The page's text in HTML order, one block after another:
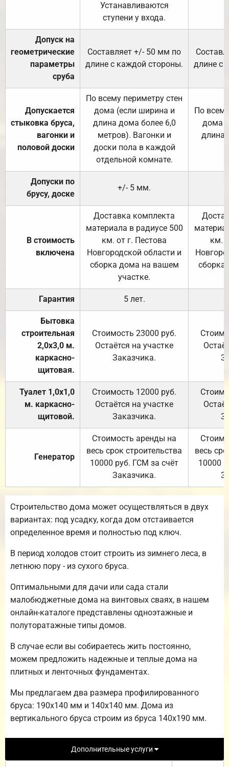
Устанавливаются
ступени у входа.
Допуск на
геометрические
параметры
сруба
Составляет +/- 50 мм по
длине с каждой стороны.
длине с
Допускается
стыковка бруса,
вагонки и
половой доски
По всему периметру стен
дома (если ширина и
длина дома более 6,0
метров). Вагонки и
доски пола в каждой
отдельной комнате.
По
дома
длина
Допуски по
брусу, доске
+/- 5 мм.
В стоимость
включена
Доставка комплекта
материала в радиусе 500
км. от г. Пестова
Новгородской области и
сборка дома на вашем
участке.
км.
Гарантия 5 лет.
Бытовка
строительная
2,0х3,0 м.
каркасно-
щитовая.
Стоимость 23000 руб.
Остаётся на участке
Заказчика.
Туалет 1,0х1,0
м. каркасно-
щитовой.
Стоимость 12000 руб.
Остаётся на участке
Заказчика.
Генератор
Стоимость аренды на
весь срок строительства
10000 руб. ГСМ за счёт
Заказчика.
весь
10000
Строительство дома может осуществляться в двух
вариантах: под усадку, когда дом отстаивается
определенное время и полностью под ключ.
В период холодов стоит строить из зимнего леса, в
летнюю пору - из сухого бруса.
Оптимальными для дачи или сада стали
малобюджетные дома на винтовых сваях, в нашем
онлайн-каталоге представлены одноэтажные и
полуторатажные типы домов.
В случае если вы собираетесь жить постоянно,
можем предложить надежные и теплые дома на
плитных и ленточных фундаментах.
Мы предлагаем два размера профилированного
бруса: 190х140 мм и 140х140 мм. Дома из
вертикального бруса строим из бруса 140х190 мм.
Дополнительные услуги